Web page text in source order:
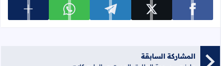
شارك على facebook شارك على x شارك على telegram شارك على whatsapp عرض
المشاركة السابقة